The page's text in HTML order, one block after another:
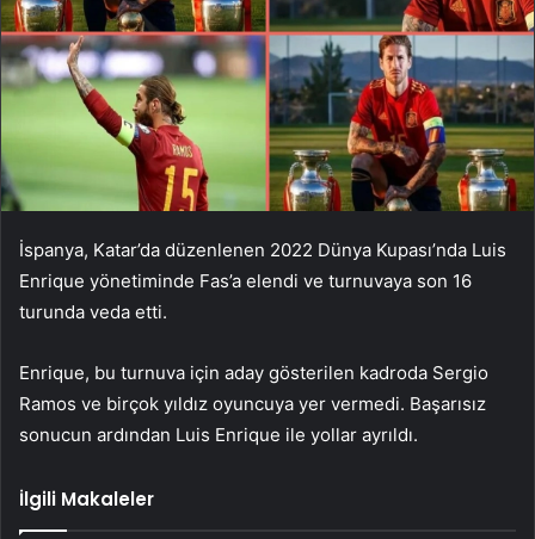
İspanya, Katar’da düzenlenen 2022 Dünya Kupası’nda Luis
Enrique yönetiminde Fas’a elendi ve turnuvaya son 16
turunda veda etti.
Enrique, bu turnuva için aday gösterilen kadroda Sergio
Ramos ve birçok yıldız oyuncuya yer vermedi. Başarısız
sonucun ardından Luis Enrique ile yollar ayrıldı.
İlgili Makaleler